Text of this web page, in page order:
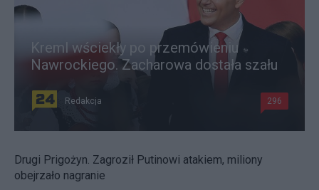
Kreml wściekły po przemówieniu
Nawrockiego. Zacharowa dostała szału
Redakcja 296
Drugi Prigożyn. Zagroził Putinowi atakiem, miliony
obejrzało nagranie